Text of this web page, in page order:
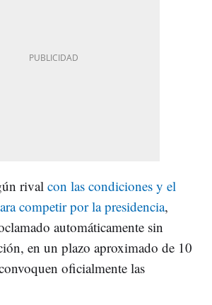
rival con las condiciones y el
competir por la presidencia,
automáticamente sin
en un plazo aproximado de 10
oficialmente las